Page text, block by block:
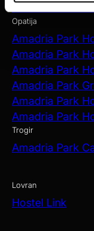
Amadria Park
Opatija
Amadria Park
Amadria Park
Amadria Park
Amadria Park
Amadria Park
Amadria Park
Trogir
Amadria Park
Lovran
Hostel Link